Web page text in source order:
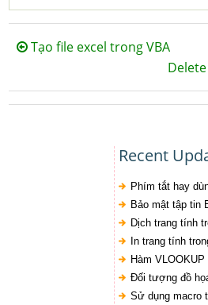
Tạo file excel trong VBA
Recent
Phím tắt hay
Bảo mật tập tin
Dịch trang tính
In trang tính
Hàm VLOOKUP
Đối tượng đồ
Sử dụng macro